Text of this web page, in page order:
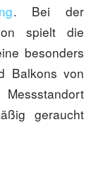
. Bei der
spielt die
besonders
Balkons von
geraucht